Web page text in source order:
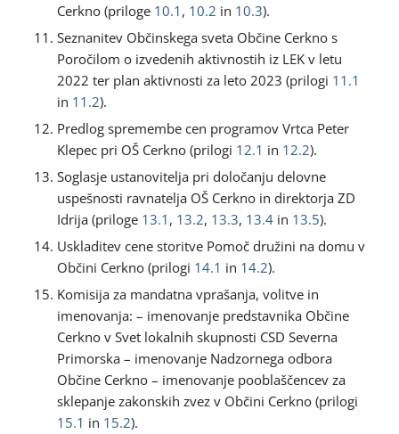
Cerkno (priloge 10.1 , 10.2 in 10.3).
Seznanitev Občinskega sveta Občine Cerkno s
Poročilom o izvedenih aktivnostih iz LEK v letu
2022 ter plan aktivnosti za leto 2023 (prilogi 11.1
in 11.2).
Predlog spremembe cen programov Vrtca Peter
Klepec pri OŠ Cerkno (prilogi 12.1 in 12.2).
Soglasje ustanovitelja pri določanju delovne
uspešnosti ravnatelja OŠ Cerkno in direktorja ZD
Idrija (priloge 13.1 , 13.2, 13.3, 13.4in 13.5).
Uskladitev cene storitve Pomoč družini na domu v
Občini Cerkno (prilogi 14.1 in 14.2).
Komisija za mandatna vprašanja, volitve in
imenovanja: – imenovanje predstavnika Občine
Cerkno v Svet lokalnih skupnosti CSD Severna
Primorska – imenovanje Nadzornega odbora
Občine Cerkno – imenovanje pooblaščencev za
sklepanje zakonskih zvez v Občini Cerkno (prilogi
15.1 in 15.2).